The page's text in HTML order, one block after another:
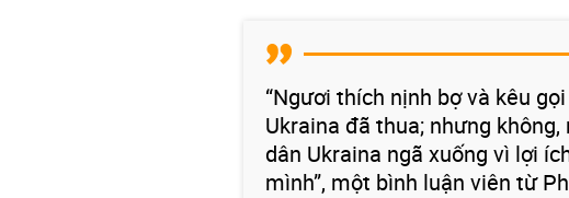
“Ngươi thích nịnh bợ và kêu
Ukraina đã thua; nhưng
dân Ukraina ngã xuống vì lợi
mình”, một bình luận viên từ